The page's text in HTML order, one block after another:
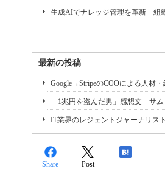
生成AIでナレッジ管理を革新 組
最新の投稿
Google→StripeのCOOによる人材
「1兆円を盗んだ男」感想文 サ
IT業界のレジェントジャーナリス
Share Post -